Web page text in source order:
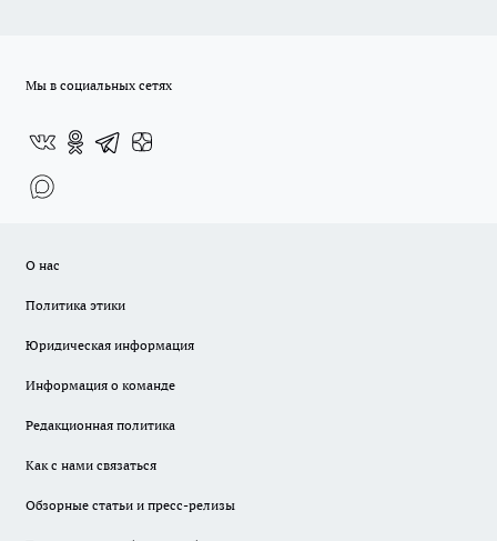
Мы в социальных сетях
О нас
Политика этики
Юридическая информация
Информация о команде
Редакционная политика
Как с нами связаться
Обзорные статьи и пресс-релизы